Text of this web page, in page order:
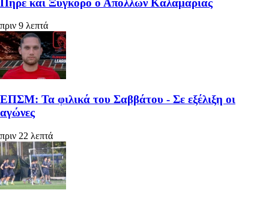
πριν 9 λεπτά
ΕΠΣΜ: Τα φιλικά του Σαββάτου - Σε εξέλιξη οι
αγώνες
πριν 22 λεπτά